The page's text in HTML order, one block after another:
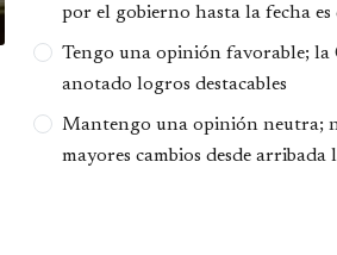
por el gobierno hasta la fecha es
Tengo una opinión favorable; la
anotado logros destacables
Mantengo una opinión neutra;
mayores cambios desde